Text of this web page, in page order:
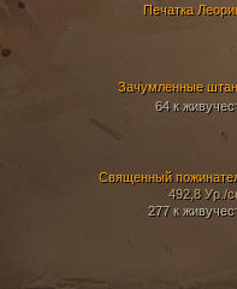
Зачумленные
64 к
Священный
492,8 Ур./
277 к
Печатка